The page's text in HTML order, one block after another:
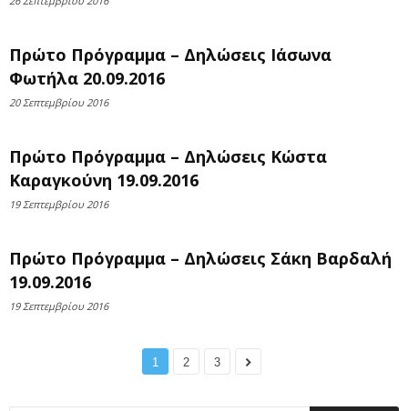
Πρώτο Πρόγραμμα – Δηλώσεις Ιάσωνα
Φωτήλα 20.09.2016
20 Σεπτεμβρίου 2016
Πρώτο Πρόγραμμα – Δηλώσεις Κώστα
Καραγκούνη 19.09.2016
19 Σεπτεμβρίου 2016
Πρώτο Πρόγραμμα – Δηλώσεις Σάκη Βαρδαλή
19.09.2016
19 Σεπτεμβρίου 2016
1 2 3